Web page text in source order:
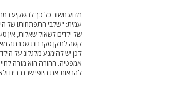
מדוע חשוב כל כך להשקיע
עמית: "שלבי התפתחותו של
של ילדים לשאול שאלות, אין
קשה לתקן סקרנות שכבתה
לכן יש להימנע מלגלוג על
אמפטיה. ההורה הוא מורה
להראות את היופי שבדברים